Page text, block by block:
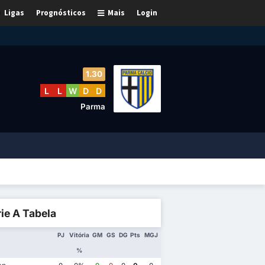
Login
Mais
Prognósticos
Ligas
1.30
L L W D D
Parma
A Tabela
PJ Vitória
%
GM GS DG Pts MGJ